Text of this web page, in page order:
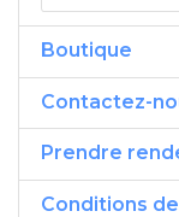
Boutique
Contactez-
Prendre
Conditions